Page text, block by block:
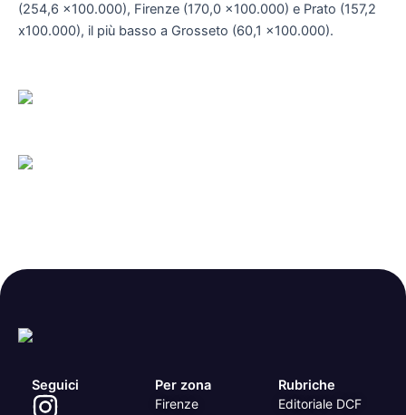
(254,6 x100.000), Firenze (170,0 x100.000) e Prato (157,2
x100.000), il più basso a Grosseto (60,1 x100.000).
Seguici Per zona
Firenze
Rubriche
Editoriale DCF